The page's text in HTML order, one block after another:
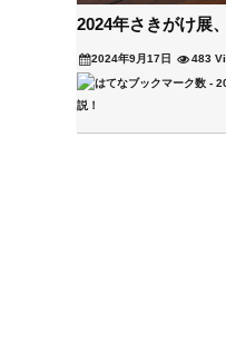
2024年さきがけ展
2024年9月17日 483